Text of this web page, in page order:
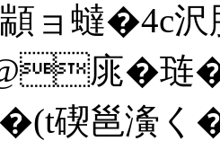
ョ蟽�4c
庣�琏
�(t碶邕濥